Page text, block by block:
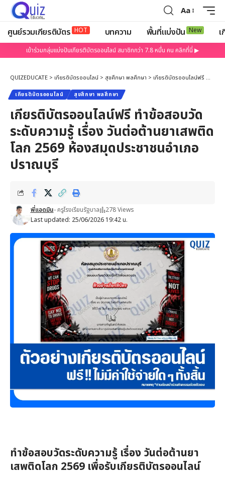
Aa
ศูนย์รวมเกียรติบัตร HOT บทความ พื้นที่แบ่งปัน New
เข้าร่วมกลุ่มแบ่งปันเกียรติบัตรออนไลน์ สมาชิกกว่า 7.8 หมื่น คน คลิกที่นี่ ▶
QUIZEDUCATE > เกียรติบัตรออนไลน์ > สุขศึกษา พลศึกษา > เกียรติบัตรออนไลน์ฟรี ทำข้อสอบวัดระดับความรู้ เรื่อง วันต่อต้านยาเสพติดโลก 2569 ห้องสมุดประชาชนอำเภอปราณบุรี
เกียรติบัตรออนไลน์ สุขศึกษา พลศึกษา
เกียรติบัตรออนไลน์ฟรี ทำข้อสอบวัด
ระดับความรู้ เรื่อง วันต่อต้านยาเสพติด
โลก 2569 ห้องสมุดประชาชนอำเภอ
ปราณบุรี
Last updated: 25/06/2026 19:42 น.
พี่แอดมิน- ครูโรงเรียนรัฐบาล 278 Views
ทำข้อสอบวัดระดับความรู้ เรื่อง วันต่อต้านยา
เสพติดโลก 2569 เพื่อรับเกียรติบัตรออนไลน์